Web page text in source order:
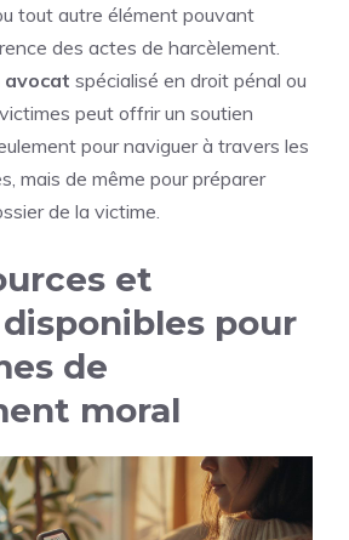
tout autre élément pouvant
des actes de harcèlement.
avocat spécialisé en droit pénal ou
peut offrir un soutien
pour naviguer à travers les
mais de même pour préparer
de la victime.
et
pour
de
moral